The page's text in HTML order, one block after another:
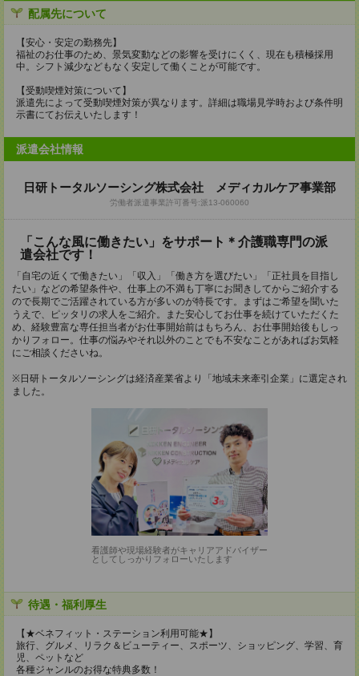
配属先について
【安心・安定の勤務先】
福祉のお仕事のため、景気変動などの影響を受けにくく、現在も積極採用
中。シフト減少などもなく安定して働くことが可能です。
【受動喫煙対策について】
派遣先によって受動喫煙対策が異なります。詳細は職場見学時および条件明
示書にてお伝えいたします！
派遣会社情報
日研トータルソーシング株式会社 メディカルケア事業部
労働者派遣事業許可番号:派13-060060
「こんな風に働きたい」をサポート＊介護職専門の派
遣会社です！
「自宅の近くで働きたい」「収入」「働き方を選びたい」「正社員を目指し
たい」などの希望条件や、仕事上の不満も丁寧にお聞きしてからご紹介する
ので長期でご活躍されている方が多いのが特長です。まずはご希望を聞いた
うえで、ピッタリの求人をご紹介。また安心してお仕事を続けていただくた
め、経験豊富な専任担当者がお仕事開始前はもちろん、お仕事開始後もしっ
かりフォロー。仕事の悩みやそれ以外のことでも不安なことがあればお気軽
にご相談くださいね。
※日研トータルソーシングは経済産業省より「地域未来牽引企業」に選定され
ました。
看護師や現場経験者がキャリアアドバイザー
としてしっかりフォローいたします
待遇・福利厚生
【★ベネフィット・ステーション利用可能★】
旅行、グルメ、リラク＆ビューティー、スポーツ、ショッピング、学習、育
児、ペットなど
各種ジャンルのお得な特典多数！